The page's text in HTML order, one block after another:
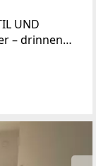
UND
– drinnen
und